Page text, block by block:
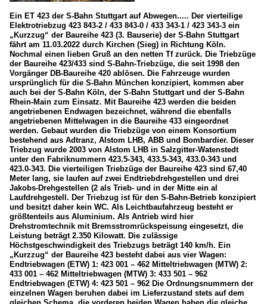
Ein ET 423 der S-Bahn Stuttgart auf Abwegen..... Der vierteilige
Elektrotriebzug 423 843-2 / 433 843-0 / 433 343-1 / 423 343-3 ein
„Kurzzug“ der Baureihe 423 (3. Bauserie) der S-Bahn Stuttgart
fährt am 11.03.2022 durch Kirchen (Sieg) in Richtung Köln.
Nochmal einen lieben Gruß an den netten Tf zurück. Die Triebzüge
der Baureihe 423/433 sind S-Bahn-Triebzüge, die seit 1998 den
Vorgänger DB-Baureihe 420 ablösen. Die Fahrzeuge wurden
ursprünglich für die S-Bahn München konzipiert, kommen aber
auch bei der S-Bahn Köln, der S-Bahn Stuttgart und der S-Bahn
Rhein-Main zum Einsatz. Mit Baureihe 423 werden die beiden
angetriebenen Endwagen bezeichnet, während die ebenfalls
angetriebenen Mittelwagen in die Baureihe 433 eingeordnet
werden. Gebaut wurden die Triebzüge von einem Konsortium
bestehend aus Adtranz, Alstom LHB, ABB und Bombardier. Dieser
Triebzug wurde 2003 von Alstom LHB in Salzgitter-Watenstedt
unter den Fabriknummern 423.5-343, 433.5-343, 433.0-343 und
423.0-343. Die vierteiligen Triebzüge der Baureihe 423 sind 67,40
Meter lang, sie laufen auf zwei Endtriebdrehgestellen und drei
Jakobs-Drehgestellen (2 als Trieb- und in der Mitte ein al
Laufdrehgestell. Der Triebzug ist für den S-Bahn-Betrieb konzipiert
und besitzt daher kein WC. Als Leichtbaufahrzeug besteht er
größtenteils aus Aluminium. Als Antrieb wird hier
Drehstromtechnik mit Bremsstromrückspeisung eingesetzt, die
Leistung beträgt 2.350 Kilowatt. Die zulässige
Höchstgeschwindigkeit des Triebzugs beträgt 140 km/h. Ein
„Kurzzug“ der Baureihe 423 besteht dabei aus vier Wagen:
Endtriebwagen (ETW) 1: 423 001 – 462 Mitteltriebwagen (MTW) 2:
433 001 – 462 Mitteltriebwagen (MTW) 3: 433 501 – 962
Endtriebwagen (ETW) 4: 423 501 – 962 Die Ordnungsnummern der
einzelnen Wagen beruhen dabei im Lieferzustand stets auf dem